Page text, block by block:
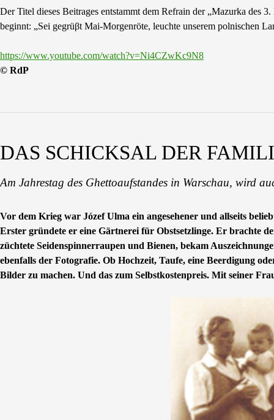
Der Titel dieses Beitrages entstammt dem Refrain der „Mazurka des
beginnt: „Sei gegrüβt Mai-Morgenröte, leuchte unserem polnischen
https://www.youtube.com/watch?v=Ni4CZwKc9N8
© RdP
DAS SCHICKSAL DER
Am Jahrestag des Ghettoaufstandes in Warschau, wird
Vor dem Krieg war Józef Ulma ein angesehener und allseits
Erster gründete er eine Gärtnerei für Obstsetzlinge. Er brachte
züchtete Seidenspinnerraupen und Bienen, bekam
ebenfalls der Fotografie. Ob Hochzeit, Taufe, eine Beerdigung
Bilder zu machen. Und das zum Selbstkostenpreis. Mit seiner